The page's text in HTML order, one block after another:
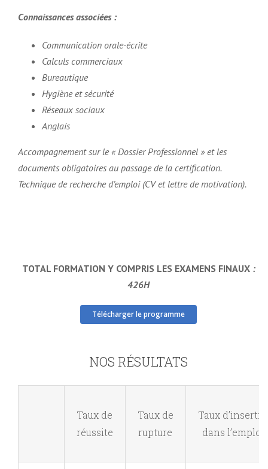
Connaissances associées :
Communication orale-écrite
Calculs commerciaux
Bureautique
Hygiène et sécurité
Réseaux sociaux
Anglais
Accompagnement sur le « Dossier Professionnel » et les
documents obligatoires au passage de la certification.
Technique de recherche d’emploi (CV et lettre de motivation).
TOTAL FORMATION Y COMPRIS LES EXAMENS FINAUX :
426H
Télécharger le programme
NOS RÉSULTATS
Taux de
réussite
Taux de
rupture
Taux
dans